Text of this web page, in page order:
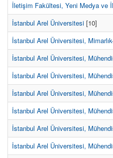
İletişim Fakültesi, Yeni Medya ve
İstanbul Arel Üniversitesi [10]
İstanbul Arel Üniversitesi,
İstanbul Arel Üniversitesi,
İstanbul Arel Üniversitesi,
İstanbul Arel Üniversitesi,
İstanbul Arel Üniversitesi,
İstanbul Arel Üniversitesi,
İstanbul Arel Üniversitesi,